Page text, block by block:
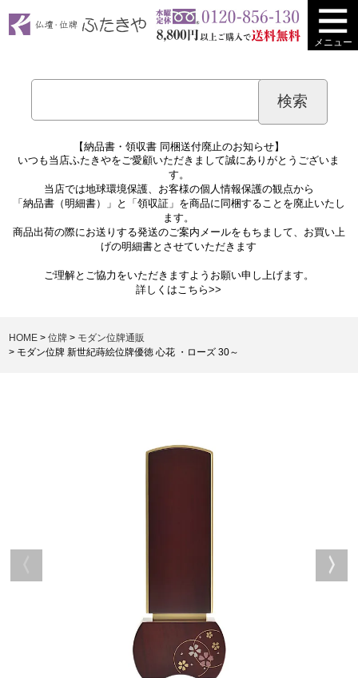
メニュー
【納品書・領収書 同梱送付廃止のお知らせ】
いつも当店ふたきやをご愛顧いただきまして誠にありがとうございま
す。
当店では地球環境保護、お客様の個人情報保護の観点から
「納品書（明細書）」と「領収証」を商品に同梱することを廃止いたし
ます。
商品出荷の際にお送りする発送のご案内メールをもちまして、お買い上
げの明細書とさせていただきます
ご理解とご協力をいただきますようお願い申し上げます。
詳しくはこちら>>
HOME 位牌
モダン位牌通販
モダン位牌 新世紀蒔絵位牌優徳 心花 ・ローズ 30～